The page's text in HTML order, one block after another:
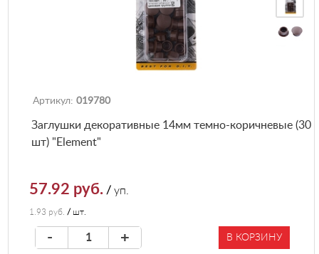
Артикул: 019780
Заглушки декоративные 14мм темно-коричневые (30
шт) "Element"
57.92 руб. /уп.
1.93 руб. / шт.
- + В КОРЗИНУ